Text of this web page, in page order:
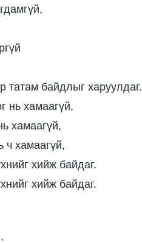
татам байдлыг харуулдаг.
нь хамаагүй,
хамаагүй,
ч хамаагүй,
хийж байдаг.
хийж байдаг.